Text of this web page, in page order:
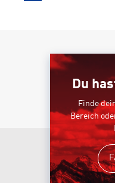
Du
Finde
Bereich